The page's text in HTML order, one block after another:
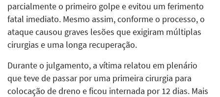
parcialmente o primeiro golpe e evitou um ferimento
fatal imediato. Mesmo assim, conforme o processo, o
ataque causou graves lesões que exigiram múltiplas
cirurgias e uma longa recuperação.
Durante o julgamento, a vítima relatou em plenário
que teve de passar por uma primeira cirurgia para
colocação de dreno e ficou internada por 12 dias. Mais